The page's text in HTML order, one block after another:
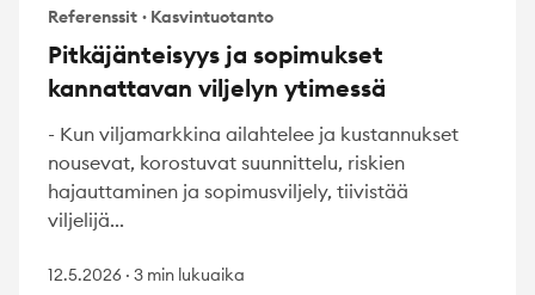
Referenssit · Kasvintuotanto
Pitkäjänteisyys ja sopimukset
kannattavan viljelyn ytimessä
- Kun viljamarkkina ailahtelee ja kustannukset
nousevat, korostuvat suunnittelu, riskien
hajauttaminen ja sopimusviljely, tiivistää
viljelijä...
12.5.2026 · 3 min lukuaika